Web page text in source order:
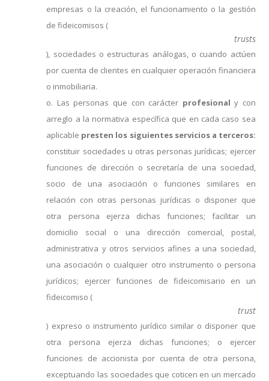
empresas o la creación, el funcionamiento o la gestión
de fideicomisos (
trusts
), sociedades o estructuras análogas, o cuando actúen
por cuenta de clientes en cualquier operación financiera
o inmobiliaria.
o. Las personas que con carácter profesionaly con
arreglo a la normativa específica que en cada caso sea
aplicable presten los siguientes servicios a terceros:
constituir sociedades u otras personas jurídicas; ejercer
funciones de dirección o secretaría de una sociedad,
socio de una asociación o funciones similares en
relación con otras personas jurídicas o disponer que
otra persona ejerza dichas funciones; facilitar un
domicilio social o una dirección comercial, postal,
administrativa y otros servicios afines a una sociedad,
una asociación o cualquier otro instrumento o persona
jurídicos; ejercer funciones de fideicomisario en un
fideicomiso (
trust
) expreso o instrumento jurídico similar o disponer que
otra persona ejerza dichas funciones; o ejercer
funciones de accionista por cuenta de otra persona,
exceptuando las sociedades que coticen en un mercado